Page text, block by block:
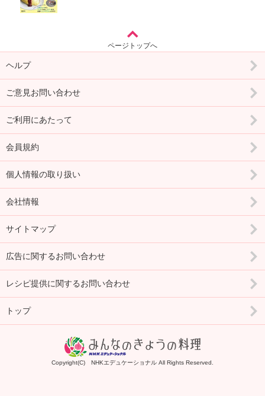
ページトップへ
ヘルプ
ご意見お問い合わせ
ご利用にあたって
会員規約
個人情報の取り扱い
会社情報
サイトマップ
広告に関するお問い合わせ
レシピ提供に関するお問い合わせ
トップ
Copyright(C) NHKエデュケーショナル All Rights Reserved.